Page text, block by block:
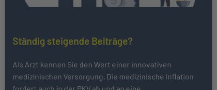
Ständig steigende Beiträge?
Als Arzt kennen Sie den Wert einer innovativen
medizinischen Versorgung. Die medizinische Inflation